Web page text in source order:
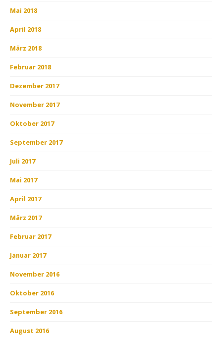
Mai 2018
April 2018
März 2018
Februar 2018
Dezember 2017
November 2017
Oktober 2017
September 2017
Juli 2017
Mai 2017
April 2017
März 2017
Februar 2017
Januar 2017
November 2016
Oktober 2016
September 2016
August 2016